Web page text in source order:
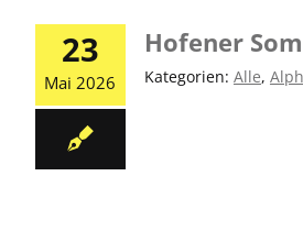
23
Mai 2026
Hofener
Kategorien: Alle,